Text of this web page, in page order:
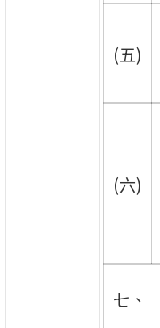
(五)
(六)
七、